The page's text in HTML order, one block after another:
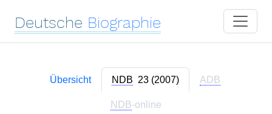
Deutsche Biographie
Übersicht NDB 23 (2007) ADB
NDB-online